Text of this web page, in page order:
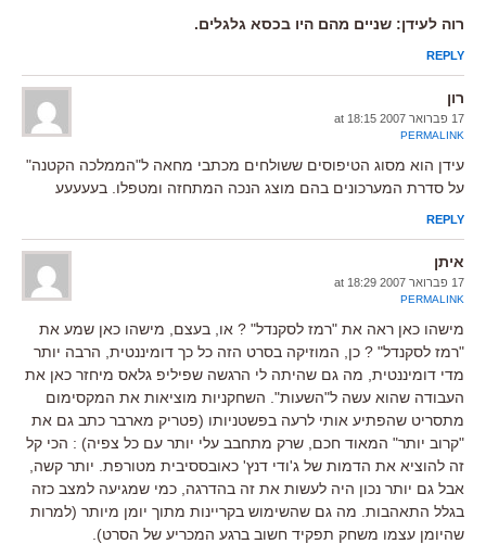
רוה לעידן: שניים מהם היו בכסא גלגלים.
REPLY
רון
17 פברואר 2007 at 18:15
PERMALINK
עידן הוא מסוג הטיפוסים ששולחים מכתבי מחאה ל"הממלכה הקטנה"
על סדרת המערכונים בהם מוצג הנכה המתחזה ומטפלו. בעעעעע
REPLY
איתן
17 פברואר 2007 at 18:29
PERMALINK
מישהו כאן ראה את "רמז לסקנדל" ? או, בעצם, מישהו כאן שמע את
"רמז לסקנדל" ? כן, המוזיקה בסרט הזה כל כך דומיננטית, הרבה יותר
מדי דומיננטית, מה גם שהיתה לי הרגשה שפיליפ גלאס מיחזר כאן את
העבודה שהוא עשה ל"השעות". השחקניות מוציאות את המקסימום
מתסריט שהפתיע אותי לרעה בפשטניותו (פטריק מארבר כתב גם את
"קרוב יותר" המאוד חכם, שרק מתחבב עלי יותר עם כל צפיה) : הכי קל
זה להוציא את הדמות של ג'ודי דנץ' כאובססיבית מטורפת. יותר קשה,
אבל גם יותר נכון היה לעשות את זה בהדרגה, כמי שמגיעה למצב כזה
בגלל התאהבות. מה גם שהשימוש בקריינות מתוך יומן מיותר (למרות
שהיומן עצמו משחק תפקיד חשוב ברגע המכריע של הסרט).